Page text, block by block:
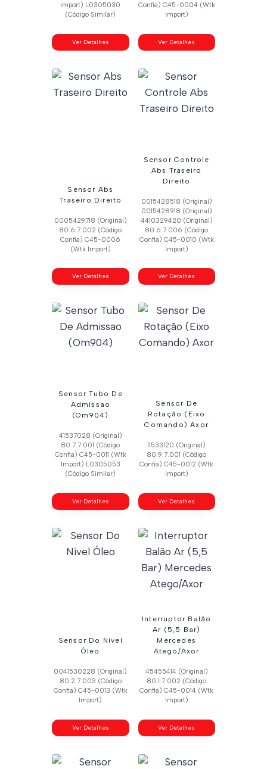
Import) L0305030
(Código Similar)
Ver Detalhes
Confia) C45-0004 (Wtk
Import)
Ver Detalhes
Sensor Abs
Traseiro Direito
0005429718 (Original)
80.6.7.002 (Código
Confia) C45-0006
(Wtk Import)
Ver Detalhes
Sensor Controle
Abs Traseiro
Direito
0015428518 (Original)
0015428918 (Original)
4410329420 (Original)
80.6.7.006 (Código
Confia) C45-0010 (Wtk
Import)
Ver Detalhes
Sensor Tubo De
Admissao
(Om904)
41537028 (Original)
80.7.7.001 (Código
Confia) C45-0011 (Wtk
Import) L0305053
(Código Similar)
Ver Detalhes
Sensor De
Rotação (Eixo
Comando) Axor
11533120 (Original)
80.9.7.001 (Código
Confia) C45-0012 (Wtk
Import)
Ver Detalhes
Sensor Do Nível
Óleo
0041530228 (Original)
80.2.7.003 (Código
Confia) C45-0013 (Wtk
Import)
Ver Detalhes
Interruptor Balão
Ar (5,5 Bar)
Mercedes
Atego/Axor
45455414 (Original)
80.1.7.002 (Código
Confia) C45-0014 (Wtk
Import)
Ver Detalhes